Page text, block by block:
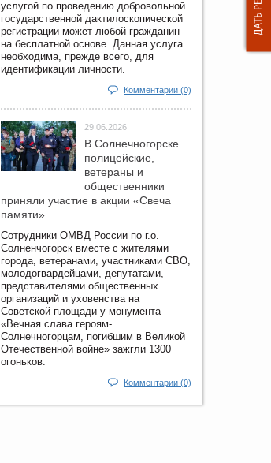
услугой по проведению добровольной
государственной дактилоскопической
регистрации может любой гражданин
на бесплатной основе. Данная услуга
необходима, прежде всего, для
идентификации личности.
Комментарии (0)
29.06.2026
В Солнечногорске
полицейские,
ветераны и
общественники
приняли участие в акции «Свеча
памяти»
Сотрудники ОМВД России по г.о.
Солненчогорск вместе с жителями
города, ветеранами, участниками СВО,
молодогвардейцами, депутатами,
представителями общественных
организаций и уховенства на
Советской площади у монумента
«Вечная слава героям-
Солнечногорцам, погибшим в Великой
Отечественной войне» зажгли 1300
огоньков.
Комментарии (0)